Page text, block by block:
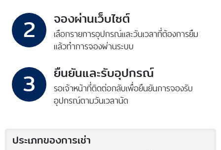
2 จองผ่านเว็บไซต์
เลือกรายการอุปกรณ์และวันเวลาที่ต้องการยืม
แล้วทำการจองผ่านระบบ
3 ยืนยันและรับอุปกรณ์
รอเจ้าหน้าที่ติดต่อกลับเพื่อยืนยันการจองรับ
อุปกรณ์ตามวันเวลานัด
ประเภทของการเช่า